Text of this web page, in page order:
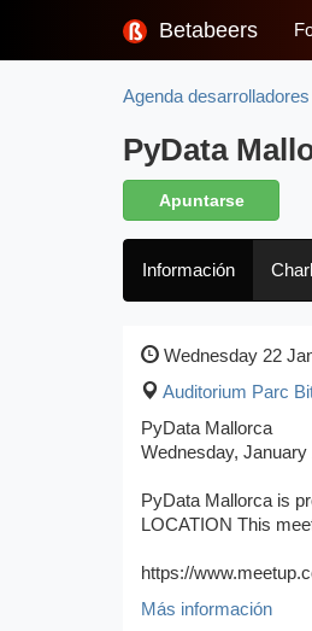
Betabeers
Agenda desarrolladores
PyData
Apuntarse
Información
Wednesday 22
Auditorium Parc
PyData Mallorca
Wednesday, January
PyData Mallorca is
LOCATION This
https://
Más información